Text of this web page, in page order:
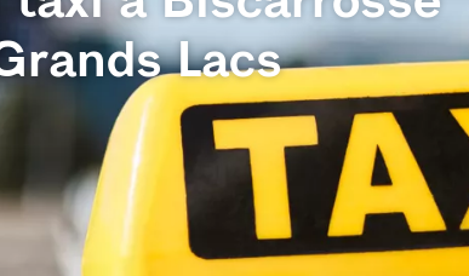
Lacs